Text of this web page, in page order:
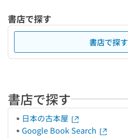
書店で探す
書店で探す
書店で探す
日本の古本屋
Google Book Search